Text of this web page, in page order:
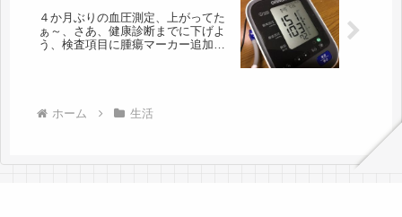
４か月ぶりの血圧測定、上がってた
ぁ～、さあ、健康診断までに下げよ
う、検査項目に腫瘍マーカー追加し
ホーム 生活